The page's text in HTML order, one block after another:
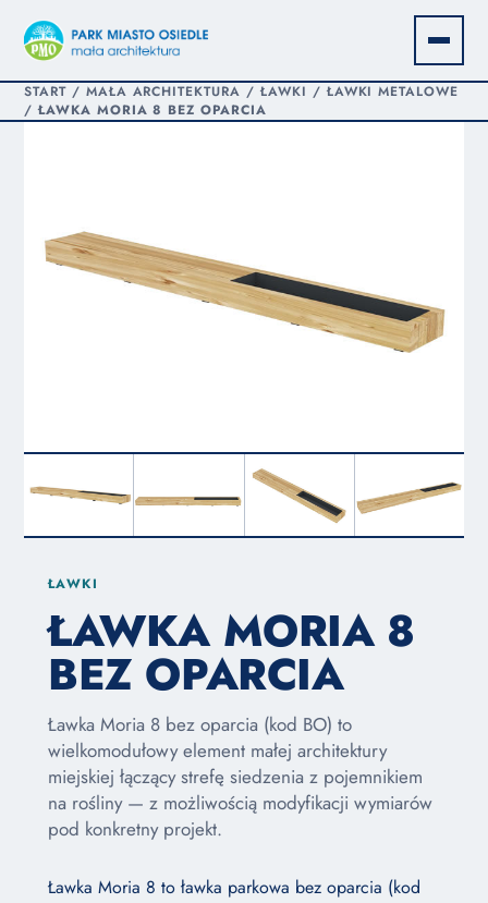
START/ MAŁA ARCHITEKTURA / ŁAWKI / ŁAWKI METALOWE
/ŁAWKA MORIA 8 BEZ OPARCIA
ŁAWKI
ŁAWKA MORIA 8
BEZ OPARCIA
Ławka Moria 8 bez oparcia (kod BO) to
wielkomodułowy element małej architektury
miejskiej łączący strefę siedzenia z pojemnikiem
na rośliny — z możliwością modyfikacji wymiarów
pod konkretny projekt.
Ławka Moria 8 to ławka parkowa bez oparcia (kod